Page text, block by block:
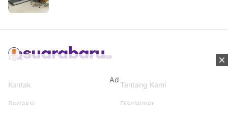
Ad
Kontak Tentang Kami
Redaksi Disclaimer